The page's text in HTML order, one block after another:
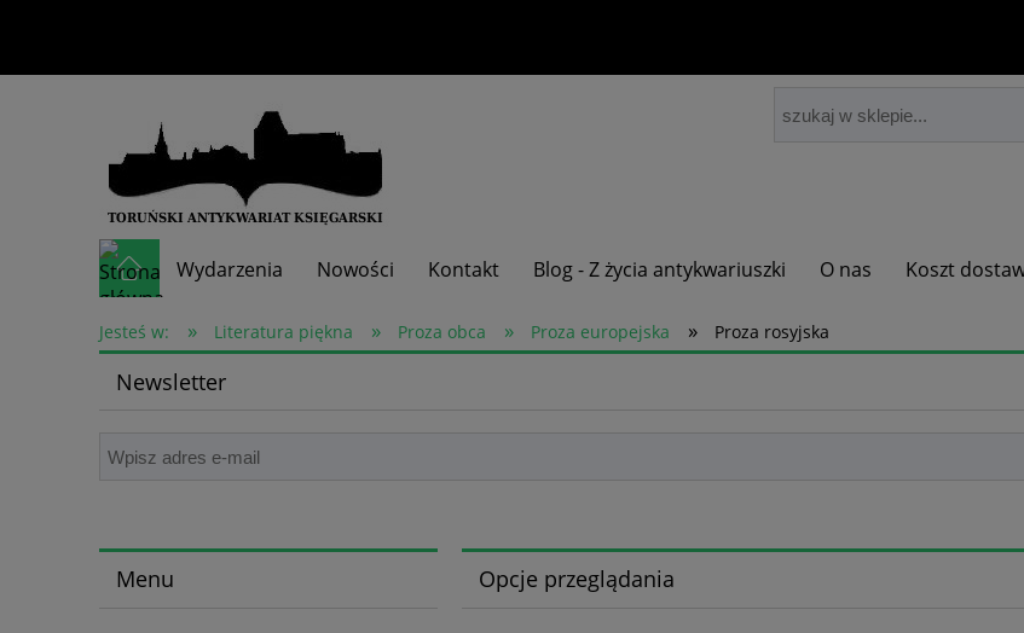
Wydarzenia Nowości Kontakt Blog - Z życia antykwariuszki O nas Koszt
Skup książek
Jesteś w: » Literatura piękna » Proza obca » Proza europejska » Proza rosyjska
Newsletter
Menu Opcje przeglądania